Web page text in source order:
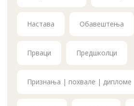
Настава Обавештења
Прваци Предшколци
Признања | похвале | дипломе